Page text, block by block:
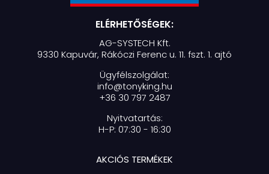
ELÉRHETŐSÉGEK:
AG-SYSTECH Kft.
9330 Kapuvár, Rákóczi Ferenc u. 11. fszt. 1. ajtó
Ügyfélszolgálat:
info@tonyking.hu
+36 30 797 2487
Nyitvatartás:
H-P: 07:30 - 16:30
AKCIÓS TERMÉKEK